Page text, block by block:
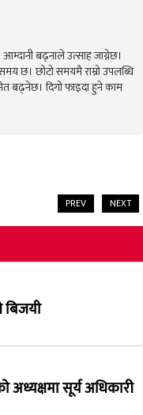
बढ्नाले उत्साह जाग्नेछ।
छ। छोटो समयमै राम्रो उपलब्धि
बढ्नेछ। दिगो फाइदा हुने काम
PREV NEXT
बिजयी
सूर्य अधिकारी